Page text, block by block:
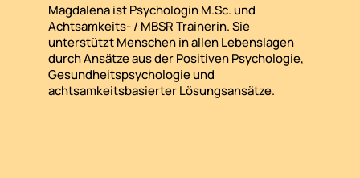
Magdalena ist Psychologin M.Sc. und
Achtsamkeits- / MBSR Trainerin. Sie
unterstützt Menschen in allen Lebenslagen
durch Ansätze aus der Positiven Psychologie,
Gesundheitspsychologie und
achtsamkeitsbasierter Lösungsansätze.